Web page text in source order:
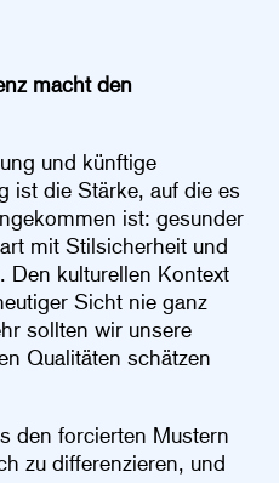
macht den
und künftige
ist die Stärke, auf die es
ist: gesunder
mit Stilsicherheit und
Den kulturellen Kontext
Sicht nie ganz
sollten wir unsere
Qualitäten schätzen
den forcierten Mustern
zu differenzieren, und